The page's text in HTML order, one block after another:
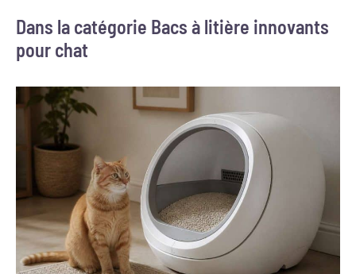
Dans la catégorie Bacs à litière innovants
pour chat